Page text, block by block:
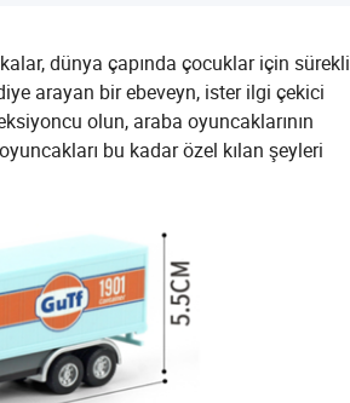
dünya çapında çocuklar için sürekli
arayan bir ebeveyn, ister ilgi çekici
olun, araba oyuncaklarının
bu kadar özel kılan şeyleri